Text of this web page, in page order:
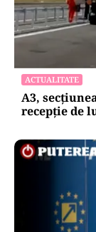
ACTUALITATE
A3,
recepție de